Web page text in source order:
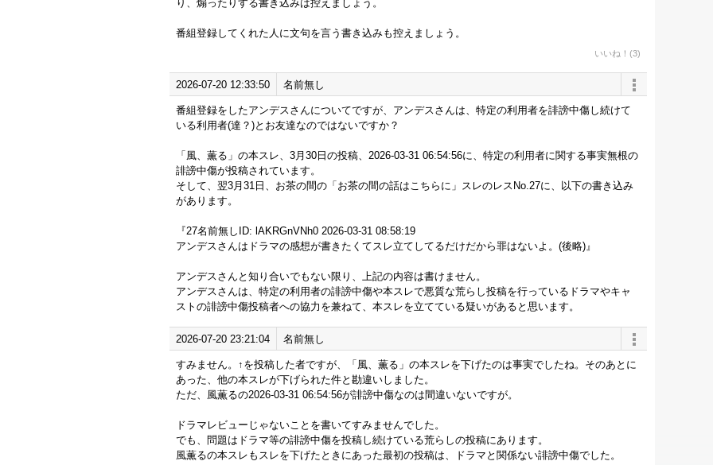
り、煽ったりする書き込みは控えましょう。
番組登録してくれた人に文句を言う書き込みも控えましょう。
いいね！(3)
2026-07-20 12:33:50 名前無し
番組登録をしたアンデスさんについてですが、アンデスさんは、特定の利用者を誹謗中傷し続けて
いる利用者(達？)とお友達なのではないですか？
「風、薫る」の本スレ、3月30日の投稿、2026-03-31 06:54:56に、特定の利用者に関する事実無根の
誹謗中傷が投稿されています。
そして、翌3月31日、お茶の間の「お茶の間の話はこちらに」スレのレスNo.27に、以下の書き込み
があります。
『27名前無しID: lAKRGnVNh0 2026-03-31 08:58:19
アンデスさんはドラマの感想が書きたくてスレ立てしてるだけだから罪はないよ。(後略)』
アンデスさんと知り合いでもない限り、上記の内容は書けません。
アンデスさんは、特定の利用者の誹謗中傷や本スレで悪質な荒らし投稿を行っているドラマやキャ
ストの誹謗中傷投稿者への協力を兼ねて、本スレを立てている疑いがあると思います。
2026-07-20 23:21:04 名前無し
すみません。↑を投稿した者ですが、「風、薫る」の本スレを下げたのは事実でしたね。そのあとに
あった、他の本スレが下げられた件と勘違いしました。
ただ、風薫るの2026-03-31 06:54:56が誹謗中傷なのは間違いないですが。
ドラマレビューじゃないことを書いてすみませんでした。
でも、問題はドラマ等の誹謗中傷を投稿し続けている荒らしの投稿にあります。
風薫るの本スレもスレを下げたときにあった最初の投稿は、ドラマと関係ない誹謗中傷でした。